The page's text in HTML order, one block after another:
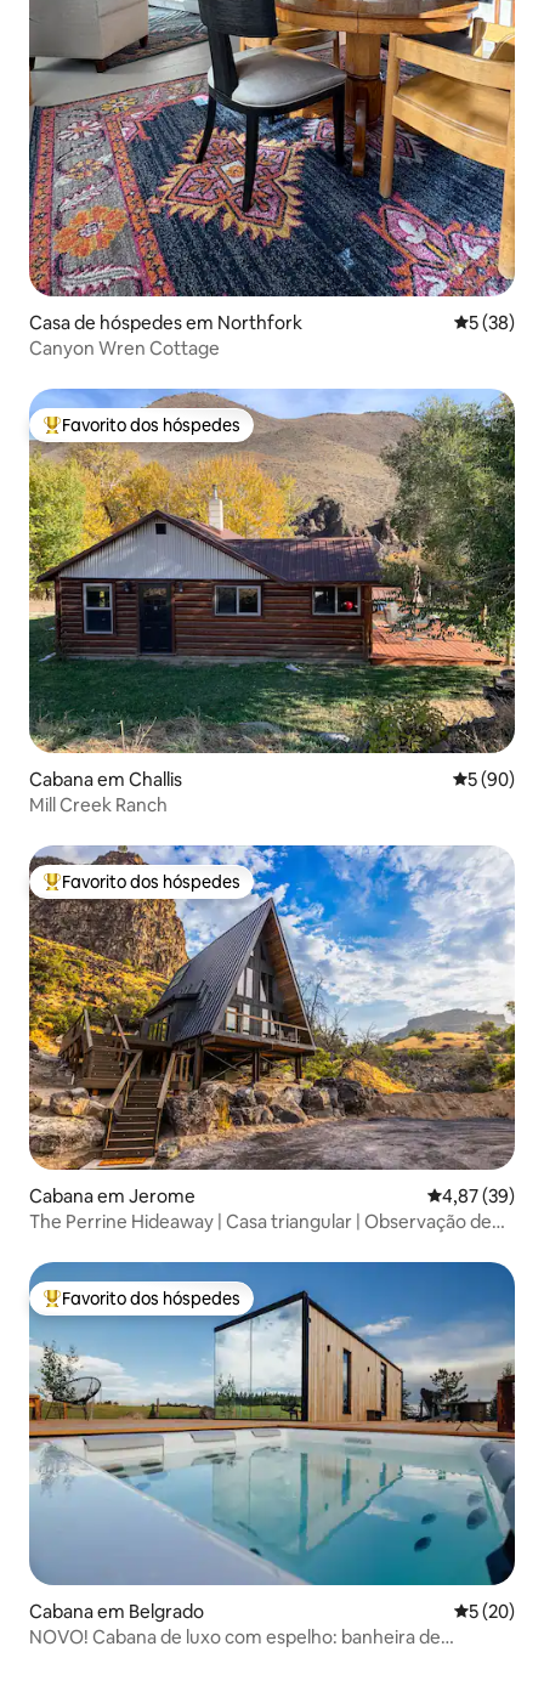
Casa de hóspedes em Northfork
5 (38)
Canyon Wren Cottage
Favoritos dos hóspedes mais apreciados
Favorito dos hóspedes
Cabana em Challis
5 (90)
Mill Creek Ranch
Favoritos dos hóspedes mais apreciados
Favorito dos hóspedes
Cabana em Jerome Classificação
4,87 (39)
The Perrine Hideaway | Casa triangular | Observação de
Favoritos dos hóspedes mais apreciados
Favorito dos hóspedes
Cabana em Belgrado
5 (20)
NOVO! Cabana de luxo com espelho: banheira de